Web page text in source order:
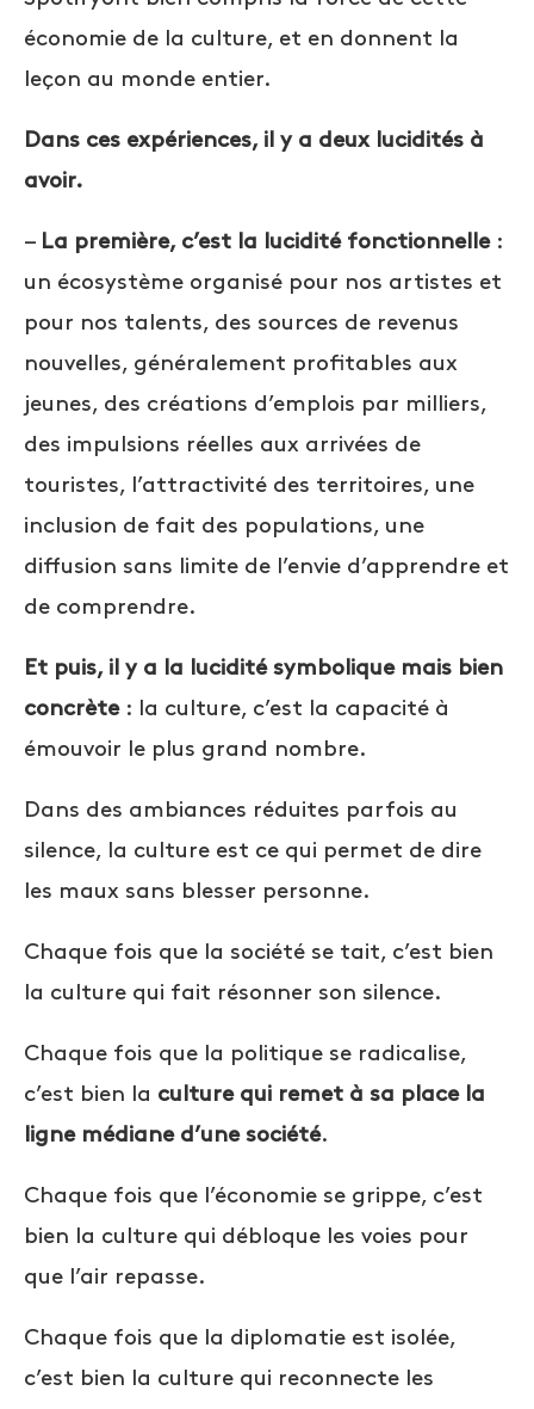
économie de la culture, et en donnent la
leçon au monde entier.
Dans ces expériences, il y a deux lucidités à
avoir.
– La première, c’est la lucidité fonctionnelle:
un écosystème organisé pour nos artistes et
pour nos talents, des sources de revenus
nouvelles, généralement profitables aux
jeunes, des créations d’emplois par milliers,
des impulsions réelles aux arrivées de
touristes, l’attractivité des territoires, une
inclusion de fait des populations, une
diffusion sans limite de l’envie d’apprendre et
de comprendre.
Et puis, il y a la lucidité symbolique mais bien
concrète: la culture, c’est la capacité à
émouvoir le plus grand nombre.
Dans des ambiances réduites parfois au
silence, la culture est ce qui permet de dire
les maux sans blesser personne.
Chaque fois que la société se tait, c’est bien
la culture qui fait résonner son silence.
Chaque fois que la politique se radicalise,
c’est bien la culture qui remet à sa place la
ligne médiane d’une société.
Chaque fois que l’économie se grippe, c’est
bien la culture qui débloque les voies pour
que l’air repasse.
Chaque fois que la diplomatie est isolée,
c’est bien la culture qui reconnecte les